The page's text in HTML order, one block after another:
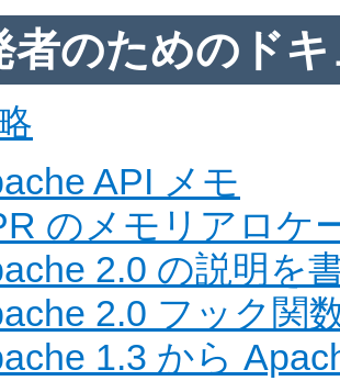
者のためのド
API メモ
のメモリアロケ
2.0 の説明を
2.0 フック関
1.3 から